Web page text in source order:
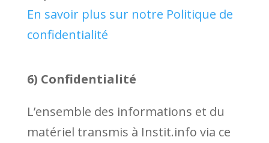
En savoir plus sur notre Politique de
confidentialité
6) Confidentialité
L’ensemble des informations et du
matériel transmis à Instit.info via ce